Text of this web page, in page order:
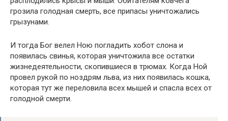
грозила голодная смерть, все припасы уничтожались
грызунами.
И тогда Бог велел Ною погладить хобот слона и
появилась свинья, которая уничтожила все остатки
жизнедеятельности, скопившиеся в трюмах. Когда Ной
провел рукой по ноздрям льва, из них появилась кошка,
которая тут же переловила всех мышей и спасла всех от
голодной смерти.